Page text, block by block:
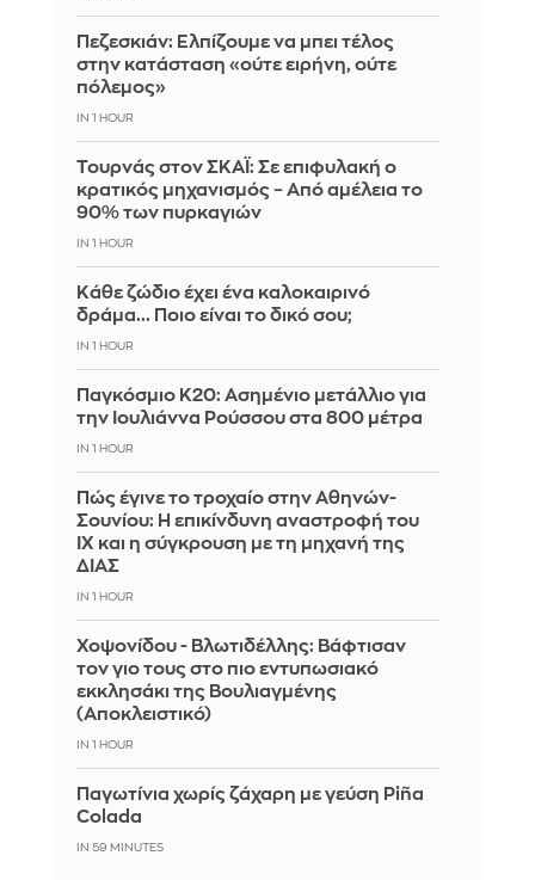
Πεζεσκιάν: Ελπίζουμε να μπει τέλος
στην κατάσταση «ούτε ειρήνη, ούτε
πόλεμος»
IN 1 HOUR
Τουρνάς στον ΣΚΑΪ: Σε επιφυλακή ο
κρατικός μηχανισμός – Από αμέλεια το
90% των πυρκαγιών
IN 1 HOUR
Κάθε ζώδιο έχει ένα καλοκαιρινό
δράμα... Ποιο είναι το δικό σου;
IN 1 HOUR
Παγκόσμιο Κ20: Ασημένιο μετάλλιο για
την Ιουλιάννα Ρούσσου στα 800 μέτρα
IN 1 HOUR
Πώς έγινε το τροχαίο στην Αθηνών-
Σουνίου: Η επικίνδυνη αναστροφή του
ΙΧ και η σύγκρουση με τη μηχανή της
ΔΙΑΣ
IN 1 HOUR
Χοψονίδου - Βλωτιδέλλης: Βάφτισαν
τον γιο τους στο πιο εντυπωσιακό
εκκλησάκι της Βουλιαγμένης
(Αποκλειστικό)
IN 1 HOUR
Παγωτίνια χωρίς ζάχαρη με γεύση Piña
Colada
IN 59 MINUTES